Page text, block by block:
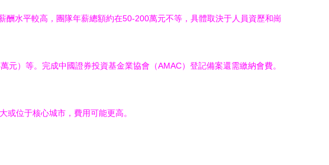
水平較高，團隊年薪總額約在50-200萬元不等，具體取決于人員資歷和崗
）等。完成中國證券投資基金業協會（AMAC）登記備案還需繳納會費。
位于核心城市，費用可能更高。